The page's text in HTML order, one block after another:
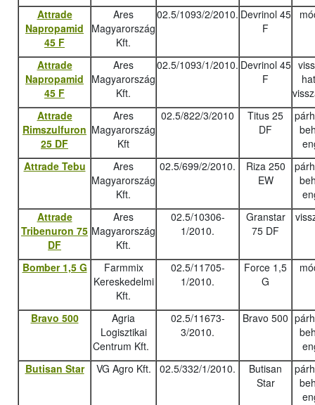
Attrade
Napropamid
45 F
Ares
Magyarország
Kft.
02.5/1093/2/2010. Devrinol 45
F
Attrade
Napropamid
45 F
Ares
Magyarország
Kft.
02.5/1093/1/2010. Devrinol 45
F
Attrade
Rimszulfuron
25 DF
Ares
Magyarország
Kft
02.5/822/3/2010
Titus 25
DF
Attrade Tebu
Ares
Magyarország
Kft.
02.5/699/2/2010.
Riza 250
EW
Attrade
Tribenuron 75
DF
Ares
Magyarország
Kft.
02.5/10306-
1/2010.
Granstar
75 DF
Bomber 1,5 G
Farmmix
Kereskedelmi
Kft.
02.5/11705-
1/2010.
Force 1,5
G
Bravo 500
Agria
Logisztikai
Centrum Kft.
02.5/11673-
3/2010.
Bravo 500
Butisan Star
VG Agro Kft. 02.5/332/1/2010.
Butisan
Star